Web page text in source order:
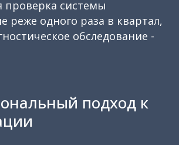
проверка системы
реже одного раза в квартал,
обследование -
подход к